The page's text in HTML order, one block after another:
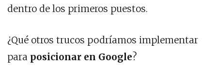
dentro de los primeros puestos.
¿Qué otros trucos podríamos implementar
para posicionar en Google?